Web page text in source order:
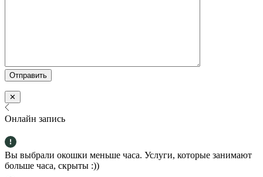
✕
Онлайн запись
Вы выбрали окошки меньше часа. Услуги, которые занимают
больше часа, скрыты :))